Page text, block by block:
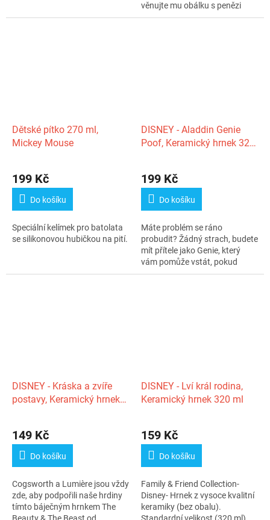
věnujte mu obálku s penězi
nebo...
Dětské pítko 270 ml,
Mickey Mouse
199 Kč
Do košíku
Speciální kelímek pro batolata
se silikonovou hubičkou na pití.
DISNEY - Aladdin Genie
Poof, Keramický hrnek 320
199 Kč
Do košíku
Máte problém se ráno
probudit? Žádný strach, budete
mít přítele jako Genie, který
vám pomůže vstát, pokud
budete pít...
DISNEY - Kráska a zvíře
postavy, Keramický hrnek
149 Kč
Do košíku
Cogsworth a Lumière jsou vždy
zde, aby podpořili naše hrdiny
tímto báječným hrnkem The
DISNEY - Lví král rodina,
Keramický hrnek 320 ml
159 Kč
Do košíku
Family & Friend Collection-
Disney- Hrnek z vysoce kvalitní
keramiky (bez obalu).